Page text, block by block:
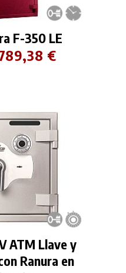
F-350 LE
€
ATM Llave y
Ranura en